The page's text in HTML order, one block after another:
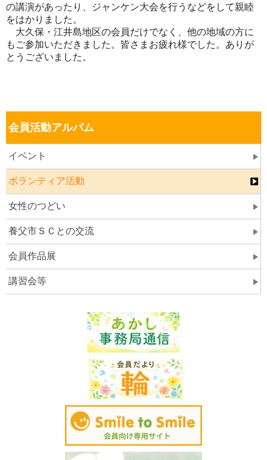
の講演があったり、ジャンケン大会を行うなどをして親睦
をはかりました。
大久保・江井島地区の会員だけでなく、他の地域の方に
もご参加いただきました。皆さまお疲れ様でした。ありが
とうございました。
会員活動アルバム
イベント
ボランティア活動
女性のつどい
養父市ＳＣとの交流
会員作品展
講習会等